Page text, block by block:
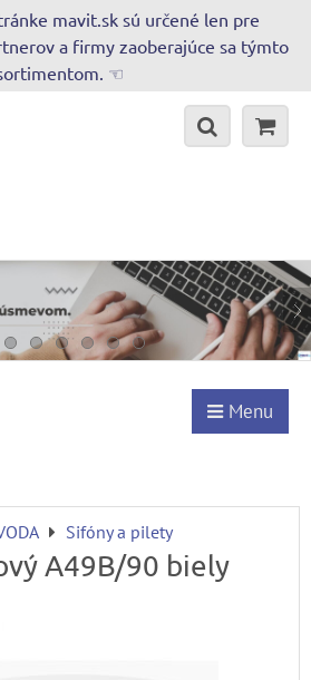
mavit.sk sú určené len pre
a firmy zaoberajúce sa týmto
☜
Menu
Sifóny a pilety
A49B/90 biely